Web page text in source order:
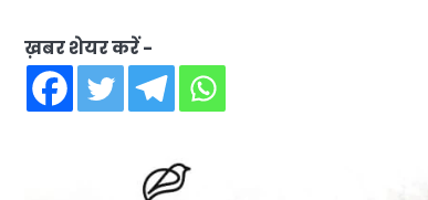
ख़बर शेयर करें -